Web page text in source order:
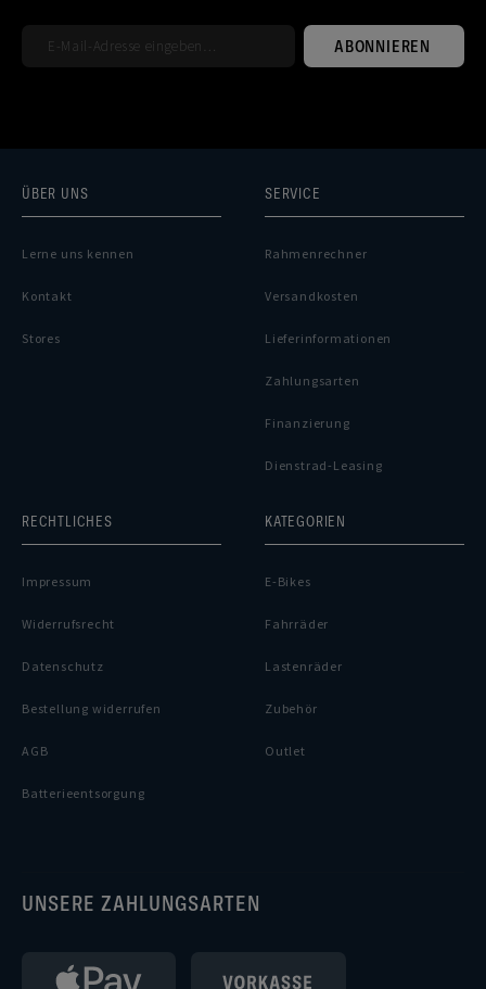
ABONNIEREN
ÜBER UNS
Lerne uns kennen
Kontakt
Stores
SERVICE
Rahmenrechner
Versandkosten
Lieferinformationen
Zahlungsarten
Finanzierung
Dienstrad-Leasing
RECHTLICHES
Impressum
Widerrufsrecht
Datenschutz
Bestellung widerrufen
AGB
Batterieentsorgung
KATEGORIEN
E-Bikes
Fahrräder
Lastenräder
Zubehör
Outlet
UNSERE ZAHLUNGSARTEN